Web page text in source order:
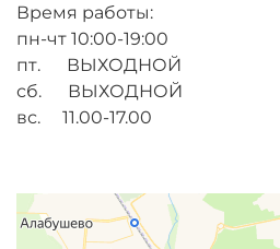
Время работы:
пн-чт 10:00-19:00
пт. ВЫХОДНОЙ
сб. ВЫХОДНОЙ
вс. 11.00-17.00